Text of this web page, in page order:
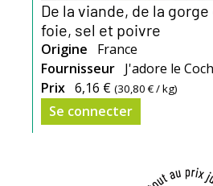
De la viande, de la
foie, sel et poivre
Origine
France
Fournisseur J'adore le
Prix 6,16 € (30,80 €/ kg)
Se connecter